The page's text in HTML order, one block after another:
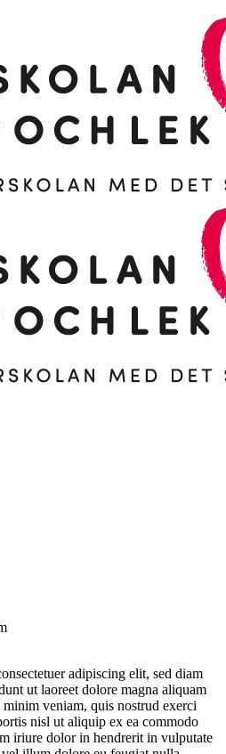
adipiscing elit, sed diam
ut laoreet dolore magna aliquam
veniam, quis nostrud exerci
nisl ut aliquip ex ea commodo
iriure dolor in hendrerit in vulputate